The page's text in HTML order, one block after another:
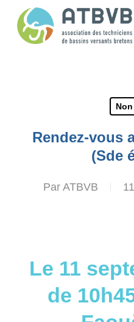
Rendez-vous
(Sde
Par ATBVB
Le 11
de
Panneau de gestion des